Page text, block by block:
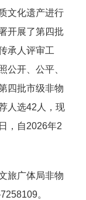
文化遗产进行
开展了第四批
承人评审工
公开、公平、
四批市级非物
人选42人，现
，自2026年2
旅广体局非物
。